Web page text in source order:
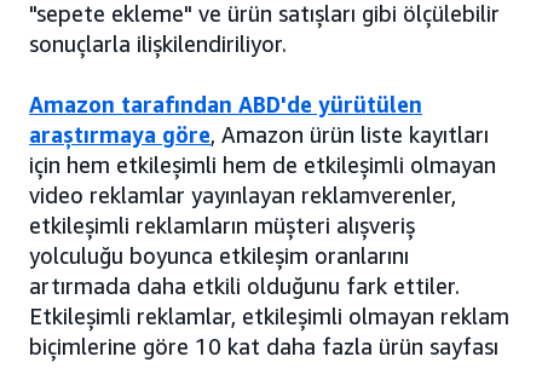
"sepete ekleme" ve ürün satışları gibi ölçülebilir
sonuçlarla ilişkilendiriliyor.
Amazon tarafından ABD'de yürütülen
araştırmaya göre, Amazon ürün liste kayıtları
için hem etkileşimli hem de etkileşimli olmayan
video reklamlar yayınlayan reklamverenler,
etkileşimli reklamların müşteri alışveriş
yolculuğu boyunca etkileşim oranlarını
artırmada daha etkili olduğunu fark ettiler.
Etkileşimli reklamlar, etkileşimli olmayan reklam
biçimlerine göre 10 kat daha fazla ürün sayfası